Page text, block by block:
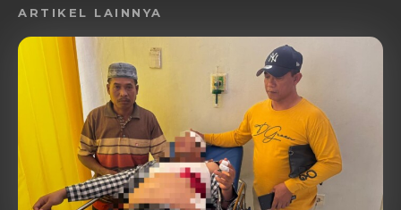
ARTIKEL LAINNYA